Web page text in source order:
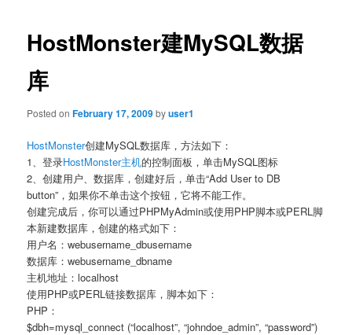
HostMonster建MySQL数据
库
Posted onFebruary 17, 2009byuser1
HostMonster创建MySQL数据库，方法如下：
1、登录HostMonster主机的控制面板，单击MySQL图标
2、创建用户、数据库，创建好后，单击“Add User to DB
button”，如果你不单击这个按钮，它将不能工作。
创建完成后，你可以通过PHPMyAdmin或使用PHP脚本或PERL脚
本新建数据库，创建的格式如下：
用户名：webusername_dbusername
数据库：webusername_dbname
主机地址：localhost
使用PHP或PERL链接数据库，脚本如下：
PHP：
$dbh=mysql_connect (“localhost”, “johndoe_admin”, “password”)